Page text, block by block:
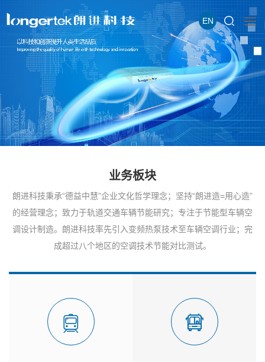
EN
业务板块
朗进科技秉承“德益中慧”企业文化哲学理念；坚持“朗进造=用心造”
的经营理念；致力于轨道交通车辆节能研究；专注于节能型车辆空
调设计制造。朗进科技率先引入变频热泵技术至车辆空调行业；完
成超过八个地区的空调技术节能对比测试。